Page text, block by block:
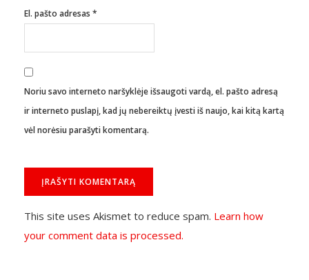
El. pašto adresas *
Noriu savo interneto naršyklėje išsaugoti vardą, el. pašto adresą
ir interneto puslapį, kad jų nebereiktų įvesti iš naujo, kai kitą kartą
vėl norėsiu parašyti komentarą.
This site uses Akismet to reduce spam. Learn how
your comment data is processed.